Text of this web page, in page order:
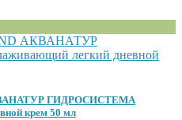
ГИДРОСИСТЕМА
крем 50 мл